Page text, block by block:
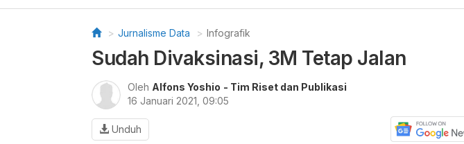
Jurnalisme Data Infografik
Sudah Divaksinasi, 3M Tetap Jalan
Oleh Alfons Yoshio - Tim Riset dan Publikasi
16 Januari 2021, 09:05
Unduh